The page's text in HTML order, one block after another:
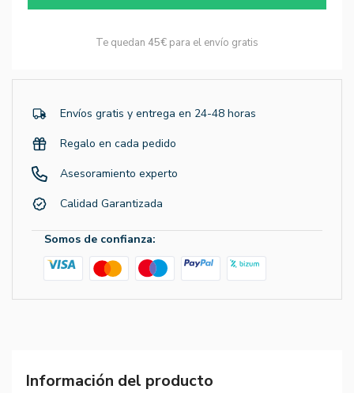
Te quedan 45€ para el envío gratis
Envíos gratis y entrega en 24-48 horas
Regalo en cada pedido
Asesoramiento experto
Calidad Garantizada
Somos de confianza:
Información del producto